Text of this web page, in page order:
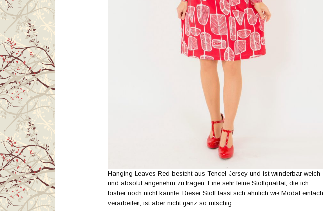
Hanging Leaves Red besteht aus Tencel-Jersey und ist wunderbar weich
und absolut angenehm zu tragen. Eine sehr feine Stoffqualität, die ich
bisher noch nicht kannte. Dieser Stoff lässt sich ähnlich wie Modal einfach
verarbeiten, ist aber nicht ganz so rutschig.